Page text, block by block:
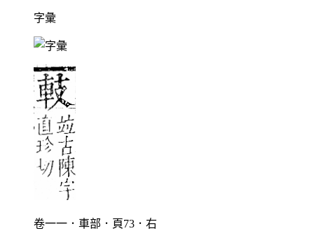
字彙
卷一一．車部．頁73．右